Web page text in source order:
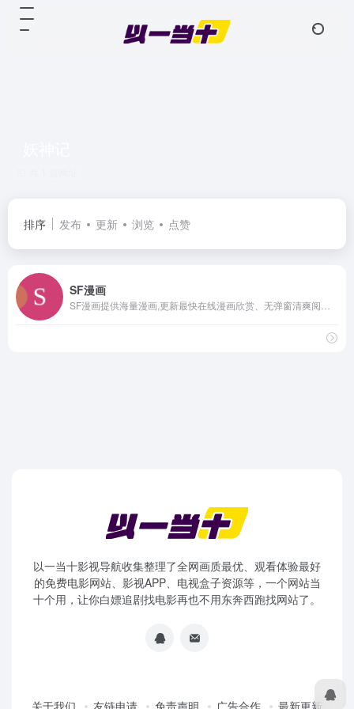
排序 发布 更新 浏览 点赞
SF漫画
以一当十影视导航收集整理了全网画质最优、观看体验最好
的免费电影网站、影视APP、电视盒子资源等，一个网站当
十个用，让你白嫖追剧找电影再也不用东奔西跑找网站了。
关于我们 友链申请 免责声明 广告合作 最新更新